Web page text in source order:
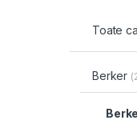
Toate
Berker